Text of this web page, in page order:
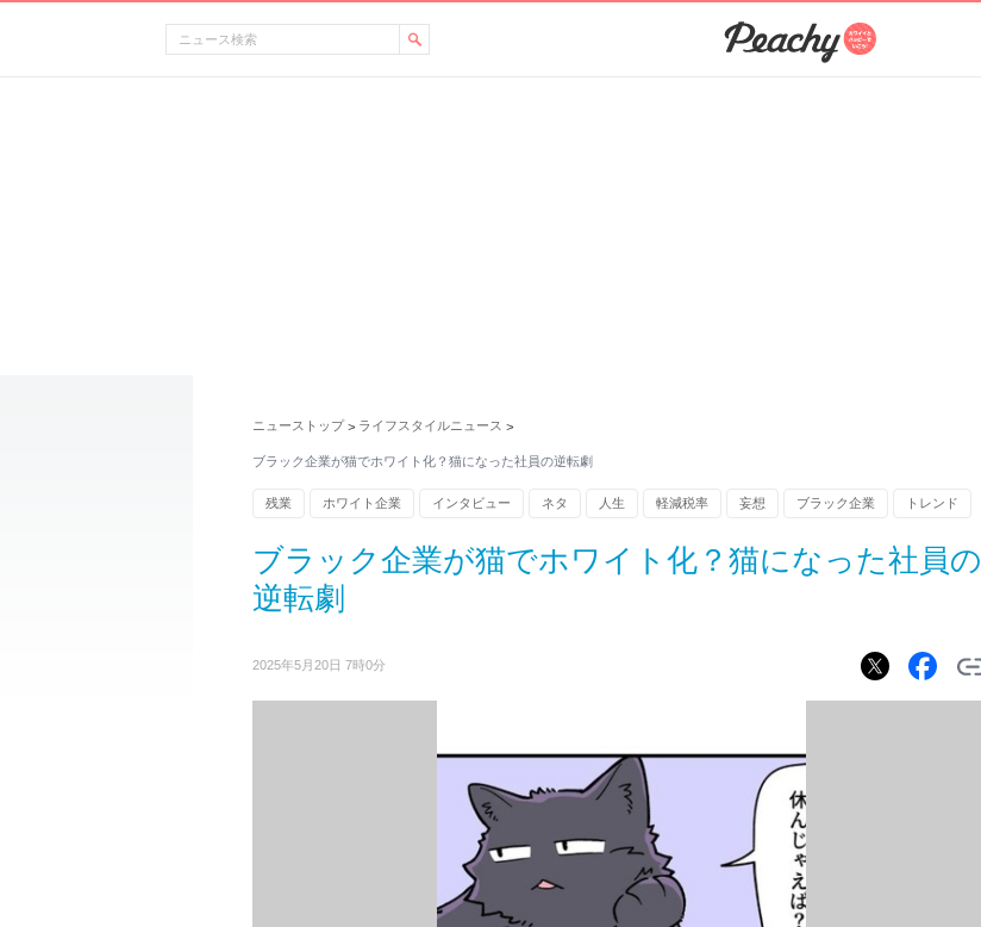
ニューストップ > ライフスタイルニュース >
ブラック企業が猫でホワイト化？猫になった社員の逆転劇
残業 ホワイト企業 インタビュー ネタ 人生 軽減税率 妄想 ブラック企業 トレンド
ブラック企業が猫でホワイト化？猫になった社員の
逆転劇
2025年5月20日 7時0分